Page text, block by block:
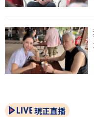
現正直播